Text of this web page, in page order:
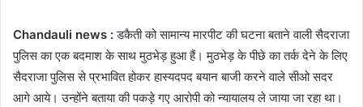
Chandauli news :डकैती को सामान्य मारपीट की घटना बताने वाली सैदराजा
पुलिस का एक बदमाश के साथ मुठभेड़ हुआ हैं। मुठभेड़ के पीछे का तर्क देने के लिए
सैदराजा पुलिस से प्रभावित होकर हास्यदपद बयान बाजी करने वाले सीओ सदर
आगे आये। उन्होंने बताया की पकड़े गए आरोपी को न्यायालय ले जाया जा रहा था।